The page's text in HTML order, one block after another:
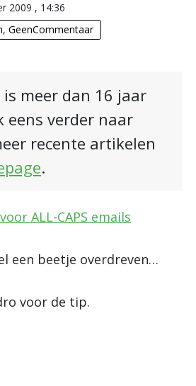
2009 , 14:36
,GeenCommentaar
is meer dan 16 jaar
eens verder naar
recente artikelen
.
ALL-CAPS emails
een beetje overdreven…
voor de tip.